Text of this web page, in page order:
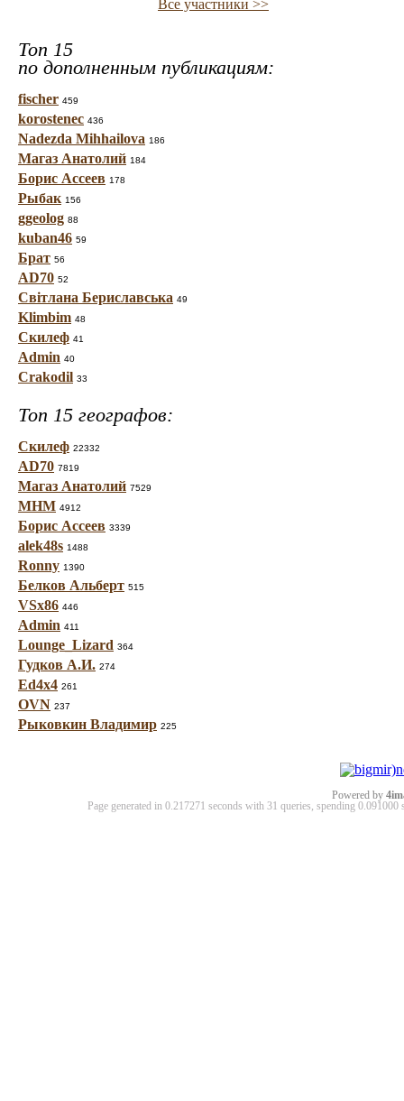
Все участники >>
Топ 15
по дополненным публикациям:
fischer 459
korostenec 436
Nadezda Mihhailova 186
Магаз Анатолий 184
Борис Ассеев 178
Рыбак 156
ggeolog 88
kuban46 59
Брат 56
AD70 52
Світлана Бериславська 49
Klimbim 48
Скилеф 41
Admin 40
Crakodil 33
Топ 15 географов:
Скилеф 22332
AD70 7819
Магаз Анатолий 7529
МНМ 4912
Борис Ассеев 3339
alek48s 1488
Ronny 1390
Белков Альберт 515
VSx86 446
Admin 411
Lounge_Lizard 364
Гудков А.И. 274
Ed4x4 261
OVN 237
Рыковкин Владимир 225
Powered by
Page generated in 0.217271 seconds with 31 queries, spending